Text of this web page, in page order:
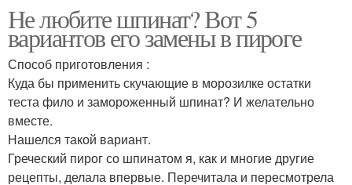
Не любите шпинат? Вот 5
вариантов его замены в пироге
Способ приготовления :
Куда бы применить скучающие в морозилке остатки
теста фило и замороженный шпинат? И желательно
вместе.
Нашелся такой вариант.
Греческий пирог со шпинатом я, как и многие другие
рецепты, делала впервые. Перечитала и пересмотрела